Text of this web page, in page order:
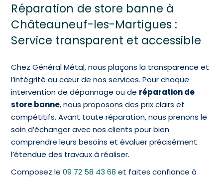
Réparation de store banne à
Châteauneuf-les-Martigues :
Service transparent et accessible
Chez Général Métal, nous plaçons la transparence et
l’intégrité au cœur de nos services. Pour chaque
intervention de dépannage ou de réparation de
store banne, nous proposons des prix clairs et
compétitifs. Avant toute réparation, nous prenons le
soin d’échanger avec nos clients pour bien
comprendre leurs besoins et évaluer précisément
l’étendue des travaux à réaliser.
Composez le09 72 58 43 68 et faites confiance à